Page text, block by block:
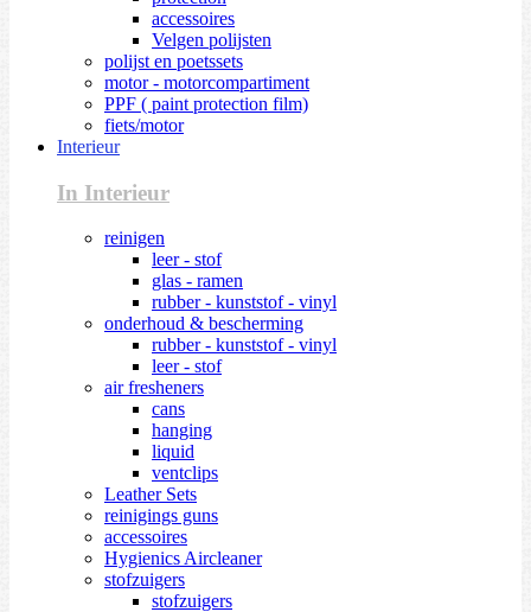
accessoires
Velgen polijsten
polijst en poetssets
motor - motorcompartiment
PPF ( paint protection film)
fiets/motor
Interieur
In Interieur
reinigen
leer - stof
glas - ramen
rubber - kunststof - vinyl
onderhoud & bescherming
rubber - kunststof - vinyl
leer - stof
air fresheners
cans
hanging
liquid
ventclips
Leather Sets
reinigings guns
accessoires
Hygienics Aircleaner
stofzuigers
stofzuigers